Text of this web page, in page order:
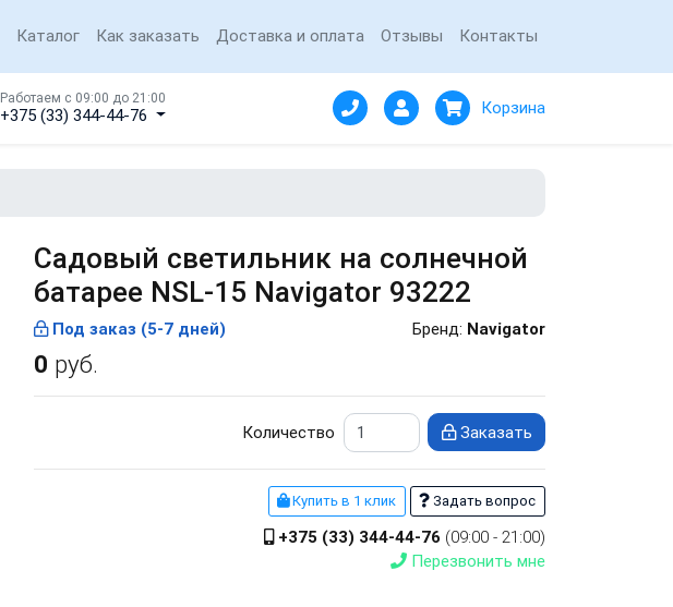
Каталог Как заказать Доставка и оплата Отзывы Контакты
Работаем с 09:00 до 21:00
+375 (33) 344-44-76 Корзина
Садовый светильник на солнечной
батарее NSL-15 Navigator 93222
Под заказ (5-7 дней) Бренд: Navigator
0 руб.
Количество Заказать
Купить в 1 клик Задать вопрос
+375 (33) 344-44-76 (09:00 - 21:00)
Перезвонить мне